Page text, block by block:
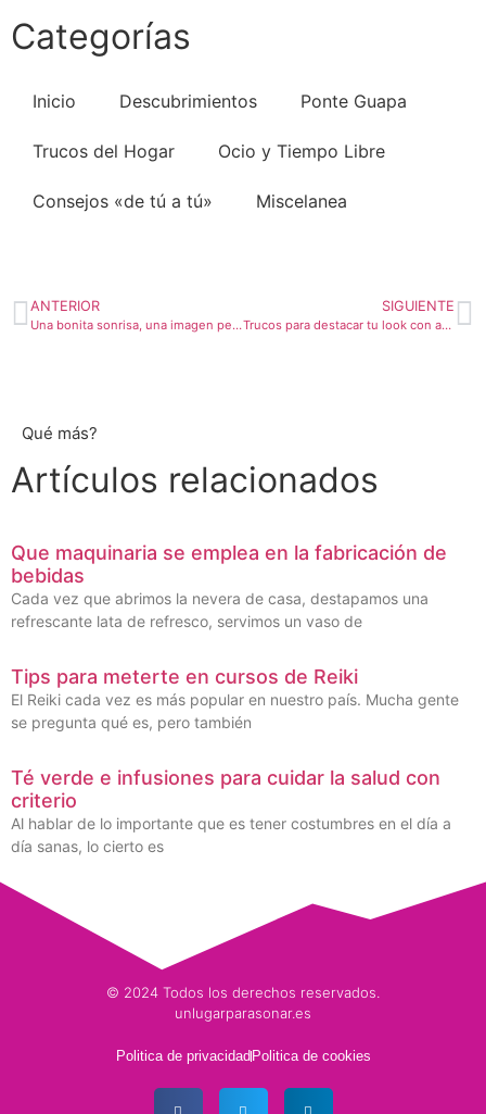
Categorías
Inicio Descubrimientos Ponte Guapa
Trucos del Hogar Ocio y Tiempo Libre
Consejos «de tú a tú» Miscelanea
ANTERIOR
Una bonita sonrisa, una imagen perfecta
SIGUIENTE
Trucos para destacar tu look con accesorios y pequeños detalles
Qué más?
Artículos relacionados
Que maquinaria se emplea en la fabricación de
bebidas
Cada vez que abrimos la nevera de casa, destapamos una
refrescante lata de refresco, servimos un vaso de
Tips para meterte en cursos de Reiki
El Reiki cada vez es más popular en nuestro país. Mucha gente
se pregunta qué es, pero también
Té verde e infusiones para cuidar la salud con
criterio
Al hablar de lo importante que es tener costumbres en el día a
día sanas, lo cierto es
© 2024 Todos los derechos reservados.
unlugarparasonar.es
Politica de privacidadPolitica de cookies